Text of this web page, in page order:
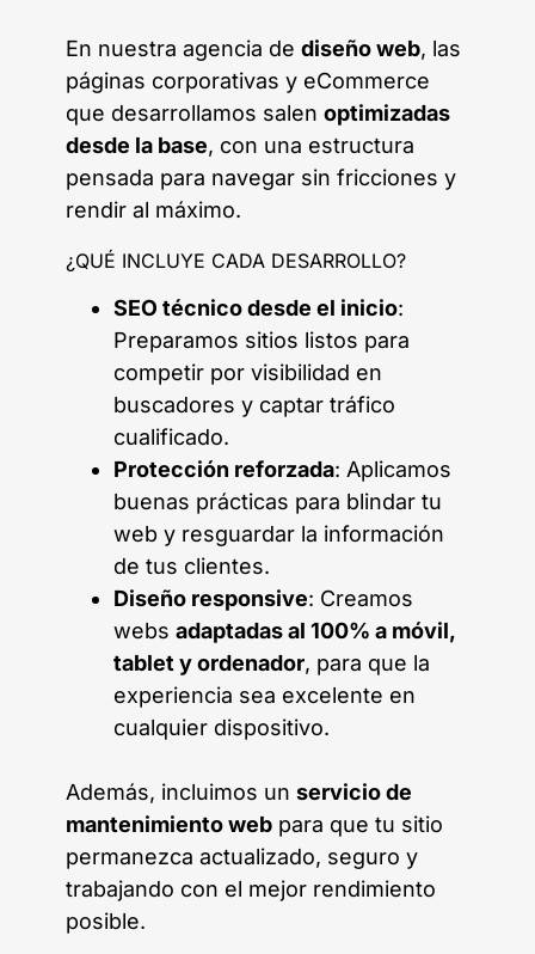
En nuestra agencia de diseño web, las
páginas corporativas y eCommerce
que desarrollamos salen optimizadas
desde la base, con una estructura
pensada para navegar sin fricciones y
rendir al máximo.
¿QUÉ INCLUYE CADA DESARROLLO?
SEO técnico desde el inicio:
Preparamos sitios listos para
competir por visibilidad en
buscadores y captar tráfico
cualificado.
Protección reforzada: Aplicamos
buenas prácticas para blindar tu
web y resguardar la información
de tus clientes.
Diseño responsive: Creamos
webs adaptadas al 100% a móvil,
tablet y ordenador, para que la
experiencia sea excelente en
cualquier dispositivo.
Además, incluimos un servicio de
mantenimiento web para que tu sitio
permanezca actualizado, seguro y
trabajando con el mejor rendimiento
posible.